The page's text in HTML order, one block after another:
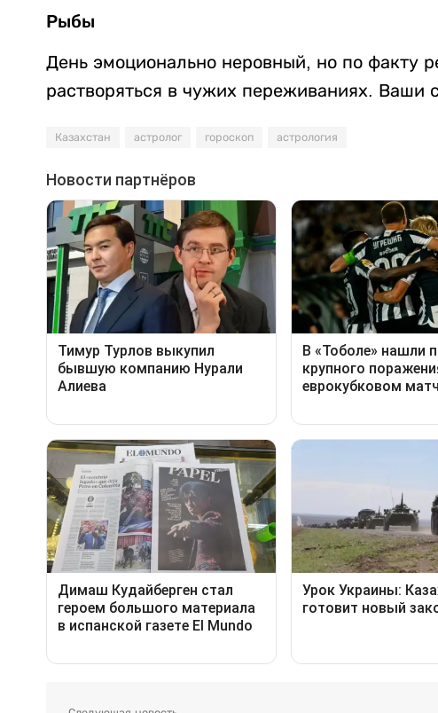
Рыбы
День эмоционально неровный, но по факту
растворяться в чужих переживаниях. Ваши
Казахстан астролог гороскоп астрология